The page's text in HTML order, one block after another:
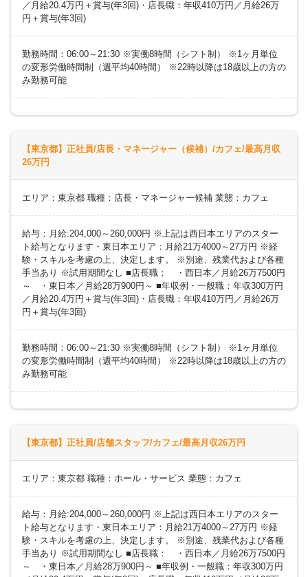
／月給20.4万円＋賞与(年3回)・店長職：年収410万円／月給26万
円＋賞与(年3回)
勤務時間：06:00～21:30 ※実働8時間（シフト制） ※1ヶ月単位
の変形労働時間制（週平均40時間） ※22時以降は18歳以上の方の
み勤務可能
【東京都】正社員/店長・マネージャー（候補）/カフェ/最高月収
26万円
エリア：東京都 職種：店長・マネージャー候補 業態：カフェ
給与：月給:204,000～260,000円 ※上記は西日本エリアのスター
ト給与となります・東日本エリア：月給21万4000～27万円 ※経
験・スキルを考慮の上、決定します。 ※別途、残業代および各種
手当あり ※試用期間なし ■店長職： ・西日本／月給26万7500円
～ ・東日本／月給28万900円～ ■年収例・一般職：年収300万円
／月給20.4万円＋賞与(年3回)・店長職：年収410万円／月給26万
円＋賞与(年3回)
勤務時間：06:00～21:30 ※実働8時間（シフト制） ※1ヶ月単位
の変形労働時間制（週平均40時間） ※22時以降は18歳以上の方の
み勤務可能
【東京都】正社員/店舗スタッフ/カフェ/最高月収26万円
エリア：東京都 職種：ホール・サービス 業態：カフェ
給与：月給:204,000～260,000円 ※上記は西日本エリアのスター
ト給与となります・東日本エリア：月給21万4000～27万円 ※経
験・スキルを考慮の上、決定します。 ※別途、残業代および各種
手当あり ※試用期間なし ■店長職： ・西日本／月給26万7500円
～ ・東日本／月給28万900円～ ■年収例・一般職：年収300万円